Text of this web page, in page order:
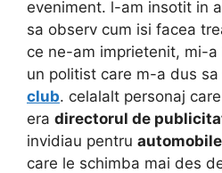
eveniment. l-am insotit in
sa observ cum isi facea
ce ne-am imprietenit, mi-
un politist care m-a dus sa
club. celalalt personaj
era directorul de
invidiau pentru
care le schimba mai des